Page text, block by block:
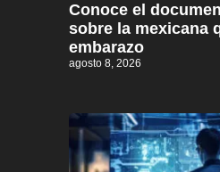
Conoce el
sobre la mexicana
embarazo
agosto 8, 2026